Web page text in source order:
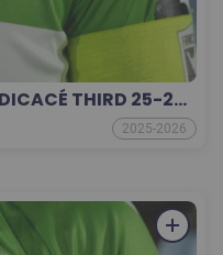
THIRD 25-26
2025-2026